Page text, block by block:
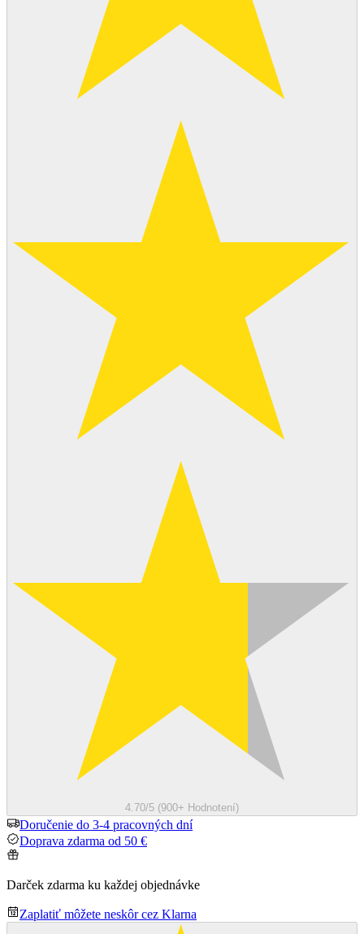
4.70/5 (900+ Hodnotení)
Doručenie do 3-4 pracovných dní
Doprava zdarma od 50 €
Darček zdarma ku každej objednávke
Zaplatiť môžete neskôr cez Klarna